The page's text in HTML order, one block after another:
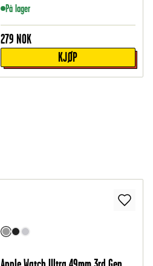
På lager
279 NOK
KJØP